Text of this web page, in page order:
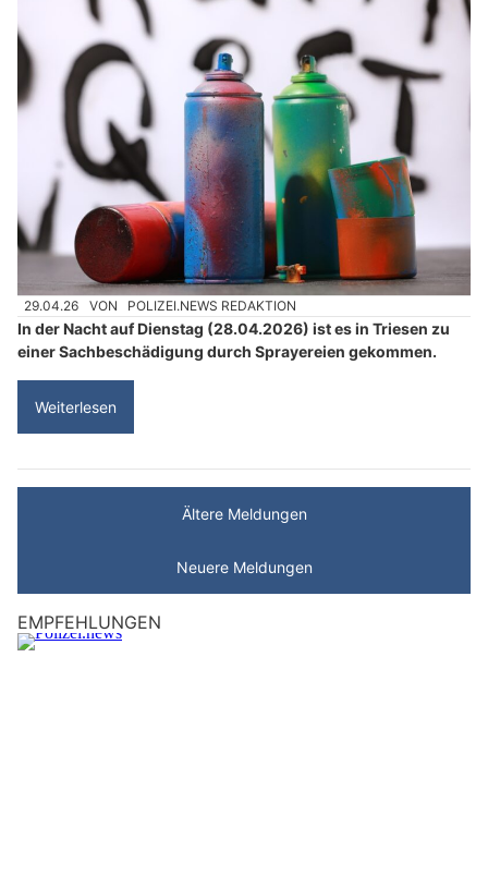
29.04.26 VON POLIZEI.NEWS REDAKTION
In der Nacht auf Dienstag (28.04.2026) ist es in Triesen zu
einer Sachbeschädigung durch Sprayereien gekommen.
Weiterlesen
Ältere Meldungen
Neuere Meldungen
EMPFEHLUNGEN